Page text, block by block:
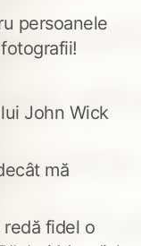
persoanele
John Wick
mă
redă fidel o